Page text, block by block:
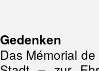
Gedenken
Das Mémorial